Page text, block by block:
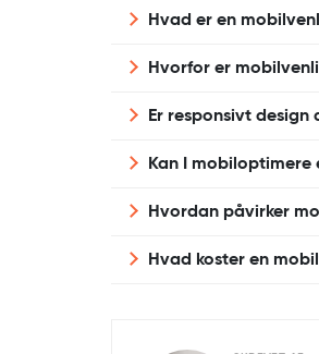
Hvad er en
forskellige
Hvorfor er
hjemmesiden har
Er responsivt
hjemmeside er
Kan I mobiloptimere
Ja, vi kan både
mobilvenlige
Hvordan påvirker
handle, hvilket
Hvad koster en